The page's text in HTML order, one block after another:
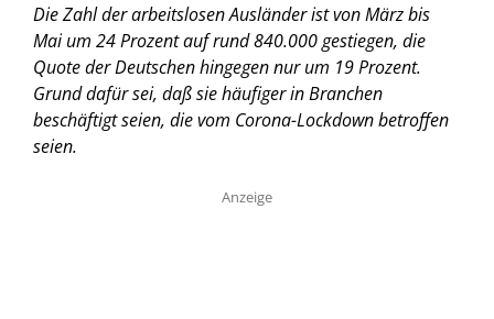
Die Zahl der arbeitslosen Ausländer ist von März bis
Mai um 24 Prozent auf rund 840.000 gestiegen, die
Quote der Deutschen hingegen nur um 19 Prozent.
Grund dafür sei, daß sie häufiger in Branchen
beschäftigt seien, die vom Corona-Lockdown betroffen
seien.
Anzeige